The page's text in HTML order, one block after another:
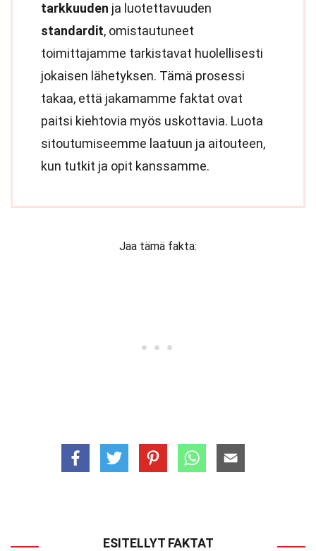
tarkkuuden ja luotettavuuden
standardit, omistautuneet
toimittajamme tarkistavat huolellisesti
jokaisen lähetyksen. Tämä prosessi
takaa, että jakamamme faktat ovat
paitsi kiehtovia myös uskottavia. Luota
sitoutumiseemme laatuun ja aitouteen,
kun tutkit ja opit kanssamme.
Jaa tämä fakta:
ESITELLYT FAKTAT